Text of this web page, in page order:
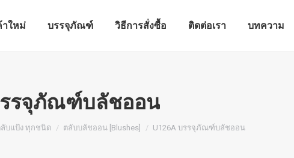
ใหม่ บรรจุภัณฑ์ วิธีการสั่งซื้อ ติดต่อเรา บทความ
รรจุภัณฑ์บลัชออน
บแป้ง ทุกชนิด ตลับบลัชออน [Blushes] U126A บรรจุภัณฑ์บลัชออน
าใหม่ บรรจุภัณฑ์ วิธีการสั่งซื้อ ติดต่อเรา